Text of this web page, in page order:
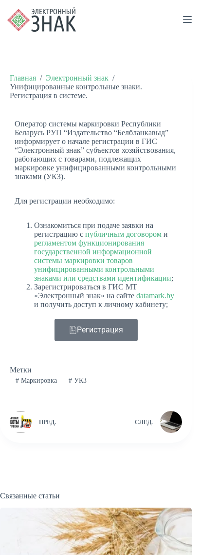
Главная / Электронный знак /
Унифицированные контрольные знаки.
Регистрация в системе.
Оператор системы маркировки Республики
Беларусь РУП “Издательство “Белбланкавыд”
информирует о начале регистрации в ГИС
“Электронный знак” субъектов хозяйствования,
работающих с товарами, подлежащих
маркировке унифицированными контрольными
знаками (УКЗ).
Для регистрации необходимо:
Ознакомиться при подаче заявки на
регистрацию с публичным договором и
регламентом функционирования
государственной информационной
системы маркировки товаров
унифицированными контрольными
знаками или средствами идентификации;
Зарегистрироваться в ГИС МТ
«Электронный знак» на сайте datamark.by
и получить доступ к личному кабинету;
Регистрация
Метки
#Маркировка #УКЗ
ПРЕД. СЛЕД.
Связанные статьи